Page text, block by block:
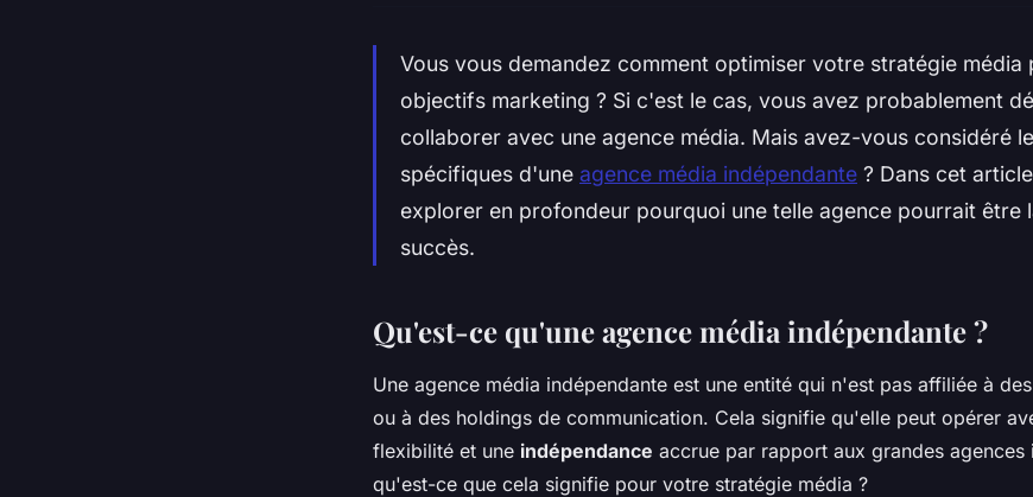
Vous vous demandez comment optimiser votre stratégie
objectifs marketing ? Si c'est le cas, vous avez probablement
collaborer avec une agence média. Mais avez-vous considéré
spécifiques d'une agence média indépendante ? Dans cet
explorer en profondeur pourquoi une telle agence pourrait être
succès.
Qu'est-ce qu'une agence média indépendante ?
Une agence média indépendante est une entité qui n'est pas affiliée à
ou à des holdings de communication. Cela signifie qu'elle peut opérer
flexibilité et une indépendance accrue par rapport aux grandes agences
qu'est-ce que cela signifie pour votre stratégie média ?